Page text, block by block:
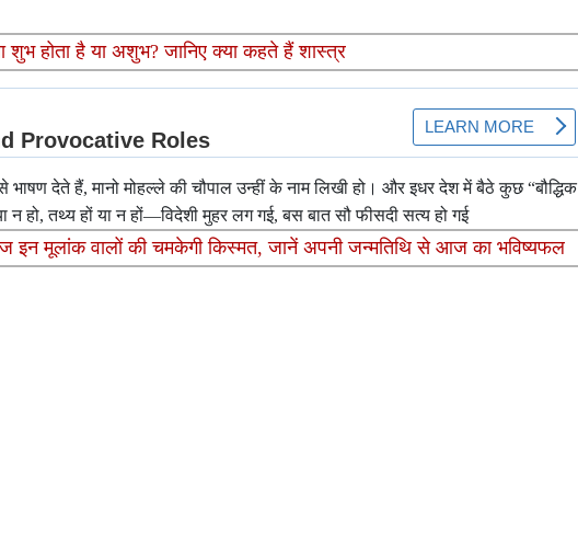
होता है या अशुभ? जानिए क्या कहते हैं शास्त्र
देते हैं, मानो मोहल्ले की चौपाल उन्हीं के नाम लिखी हो। और इधर देश में बैठे कुछ “बौद्धिक
हो, तथ्य हों या न हों—विदेशी मुहर लग गई, बस बात सौ फीसदी सत्य हो गई
मूलांक वालों की चमकेगी किस्मत, जानें अपनी जन्मतिथि से आज का भविष्यफल